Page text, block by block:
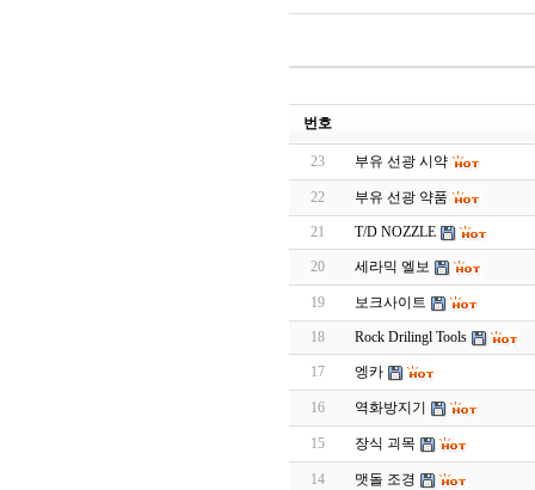
번호
23 부유 선광 시약
22 부유 선광 약품
21 T/D NOZZLE
20 세라믹 엘보
19 보크사이트
18 Rock Drilingl Tools
17 엥카
16 역화방지기
15 장식 괴목
14 맷돌 조경